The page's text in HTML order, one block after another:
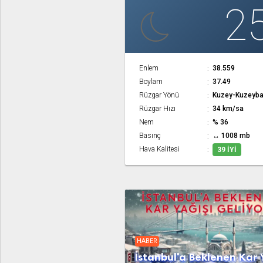
Enlem
38.559
Boylam
37.49
Rüzgar Yönü
Kuzey-
Rüzgar Hızı
34 km/sa
Nem
% 36
Basınç
↔ 1008 mb
Hava Kalitesi
39 İYI
HABER
İstanbul'a Beklenen Kar